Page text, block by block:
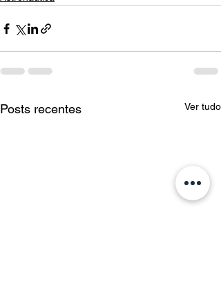
Posts recentes Ver tudo